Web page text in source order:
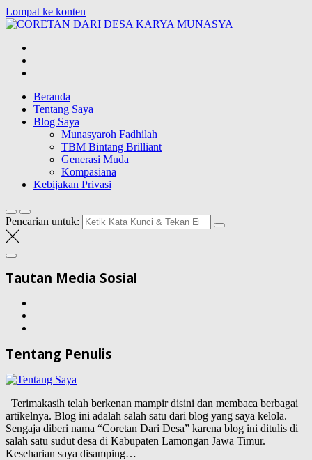
Lompat ke konten
Blog Wong Ndeso yang ingin berbagi berbagai hal di sekitarnya
Beranda
Tentang Saya
Blog Saya
Munasyaroh Fadhilah
TBM Bintang Brilliant
Generasi Muda
Kompasiana
Kebijakan Privasi
Pencarian untuk:
Tautan Media Sosial
Tentang Penulis
Terimakasih telah berkenan mampir disini dan membaca berbagai
artikelnya. Blog ini adalah salah satu dari blog yang saya kelola.
Sengaja diberi nama “Coretan Dari Desa” karena blog ini ditulis di
salah satu sudut desa di Kabupaten Lamongan Jawa Timur.
Keseharian saya disamping…